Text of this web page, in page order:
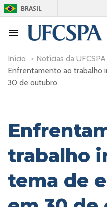
BRASIL
Início > Notícias da UFCSPA
Enfrentamento ao trabalho
30 de outubro
trabalho
tema de